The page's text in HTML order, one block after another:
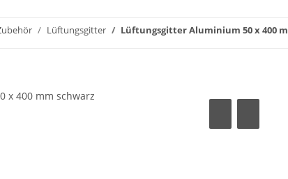
Lüftungsgitter Lüftungsgitter Aluminium 50 x 400